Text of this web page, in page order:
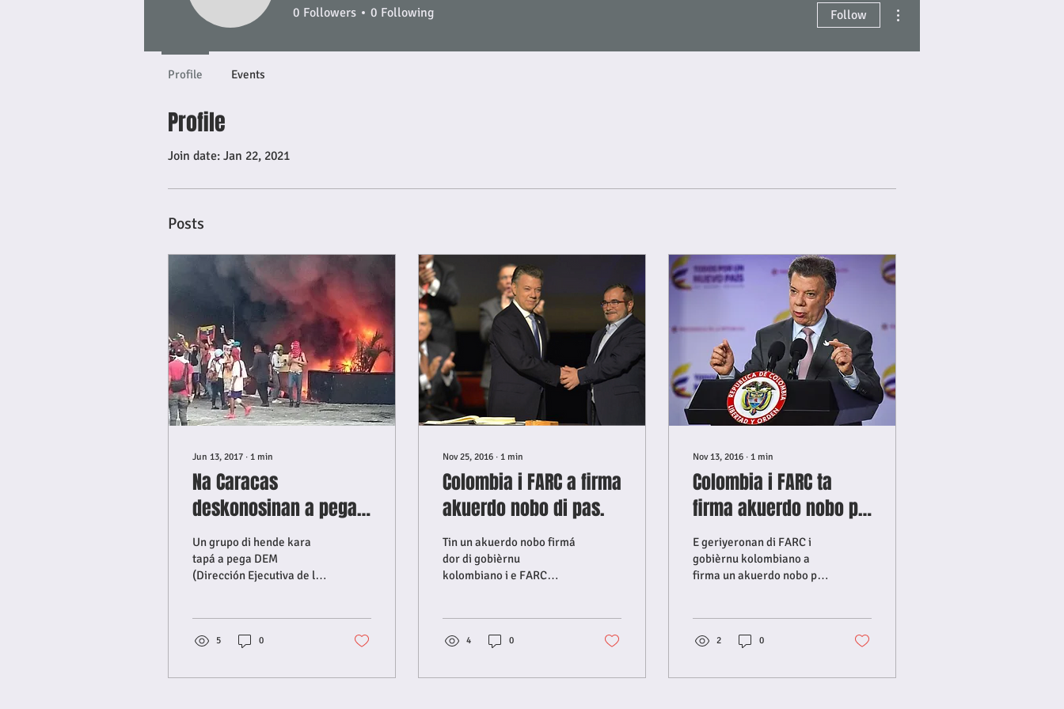
Profile
Join date: Jan 22, 2021
Posts
Jun 13, 2017 ∙ 1 min
Na Caracas
deskonosinan a pega
Ofisina di Poder
Hudisial na kandela.
(VIDEO)
Un grupo di hende kara
tapá a pega DEM
(Dirección Ejecutiva de la
E...
5 0
Nov 25, 2016 ∙ 1 min
Colombia i FARC a firma
akuerdo nobo di pas.
Tin un akuerdo nobo firmá
dor di gobièrnu
kolombiano i e FARC
referèndum ku a tuma...
4 0
Nov 13, 2016 ∙ 1 min
Colombia i FARC ta
firma akuerdo nobo pa
yega na pas.
E geriyeronan di FARC i
gobièrnu kolombiano a
firma un akuerdo nobo pa
2 0
0 Followers 0 Following Follow
Profile Events